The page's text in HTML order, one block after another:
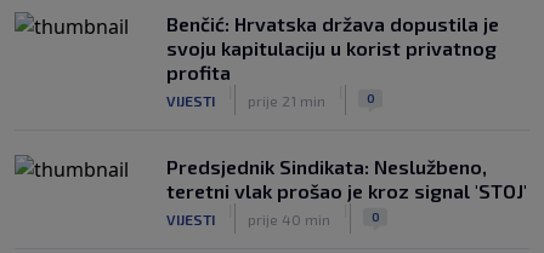
Benčić: Hrvatska država dopustila je
svoju kapitulaciju u korist privatnog
profita
VIJESTI prije 21 min 0
Predsjednik Sindikata: Neslužbeno,
teretni vlak prošao je kroz signal 'STOJ'
VIJESTI prije 40 min 0